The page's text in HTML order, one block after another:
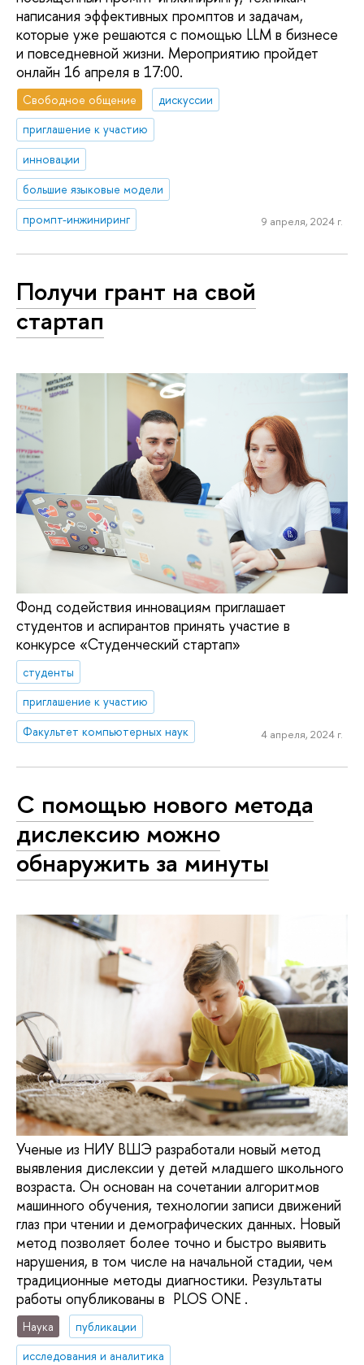
написания эффективных промптов и задачам,
которые уже решаются с помощью LLM в бизнесе
и повседневной жизни. Мероприятию пройдет
онлайн 16 апреля в 17:00.
Свободное общение
дискуссии
приглашение к участию
инновации
большие языковые модели
промпт-инжиниринг
9 апреля, 2024 г.
Получи грант на свой
стартап
Фонд содействия инновациям приглашает
студентов и аспирантов принять участие в
конкурсе «Студенческий стартап»
студенты
приглашение к участию
Факультет компьютерных наук
4 апреля, 2024 г.
С помощью нового метода
дислексию можно
обнаружить за минуты
Ученые из НИУ ВШЭ разработали новый метод
выявления дислексии у детей младшего школьного
возраста. Он основан на сочетании алгоритмов
машинного обучения, технологии записи движений
глаз при чтении и демографических данных. Новый
метод позволяет более точно и быстро выявить
нарушения, в том числе на начальной стадии, чем
традиционные методы диагностики. Результаты
работы опубликованы в PLOS ONE .
Наука
публикации
исследования и аналитика